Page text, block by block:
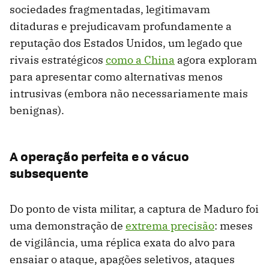
sociedades fragmentadas, legitimavam
ditaduras e prejudicavam profundamente a
reputação dos Estados Unidos, um legado que
rivais estratégicos como a China agora exploram
para apresentar como alternativas menos
intrusivas (embora não necessariamente mais
benignas).
A operação perfeita e o vácuo
subsequente
Do ponto de vista militar, a captura de Maduro foi
uma demonstração de extrema precisão: meses
de vigilância, uma réplica exata do alvo para
ensaiar o ataque, apagões seletivos, ataques